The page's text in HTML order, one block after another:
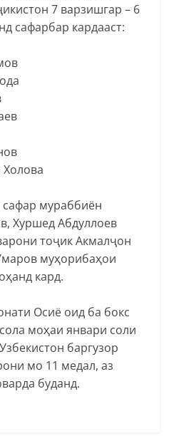
7 варзишгар – 6
сафарбар кардааст:
мураббиён
Хуршед Абдуллоев
тоҷик Акмалҷон
муҳорибаҳои
кард.
Осиё оид ба бокс
моҳаи январи соли
баргузор
мо 11 медал, аз
буданд.